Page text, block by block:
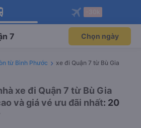
Vexere ngay!
đãi thành viên độc
Mở app
Vexere
khi đặt vé máy bay qua
Mở app
7 Chọn ngày
từ Bình Phước
xe đi Quận 7 từ Bù Gia
xe đi Quận 7 từ Bù Gia
và giá vé ưu đãi nhất: 20